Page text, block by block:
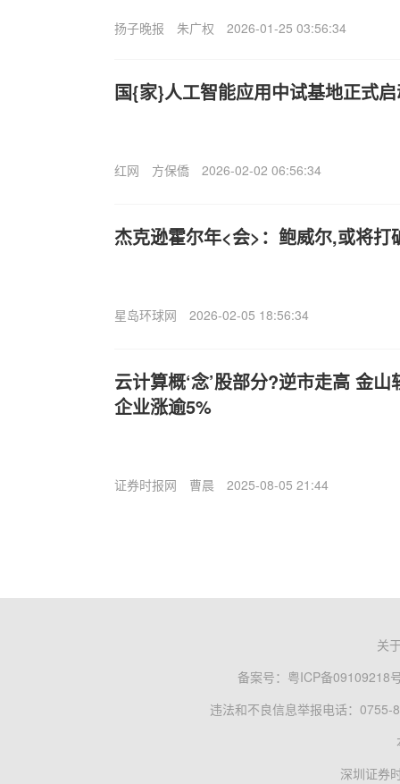
扬子晚报 朱广权 2026-01-25 03:56:34
国{家}人工智能应用中试基地正式
红网 方保僑 2026-02-02 06:56:34
杰克逊霍尔年<会>：鲍威尔,或将打
星岛环球网 2026-02-05 18:56:34
云计算概‘念’股部分?逆市走高 金
企业涨逾5%
证券时报网 曹晨 2025-08-05 21:44
关
备案号： 粤ICP备09109218
违法和不良信息举报电话：0755-
深圳证券